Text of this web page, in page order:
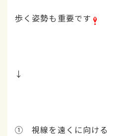
歩く姿勢も重要です
↓
① 視線を遠くに向ける